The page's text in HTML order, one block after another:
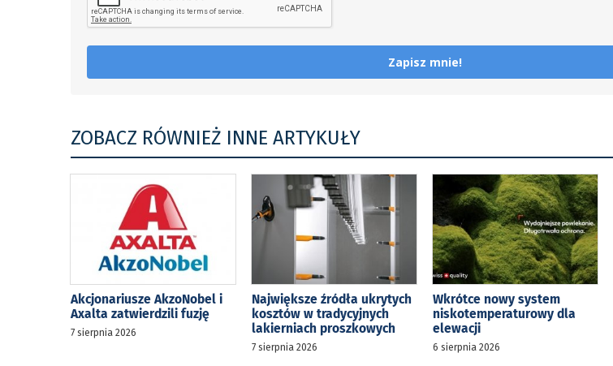
Zapisz mnie!
ZOBACZ RÓWNIEŻ INNE ARTYKUŁY
Akcjonariusze AkzoNobel i
Axalta zatwierdzili fuzję
7 sierpnia 2026
Największe źródła ukrytych
kosztów w tradycyjnych
lakierniach proszkowych
7 sierpnia 2026
Wkrótce nowy system
niskotemperaturowy dla
elewacji
6 sierpnia 2026